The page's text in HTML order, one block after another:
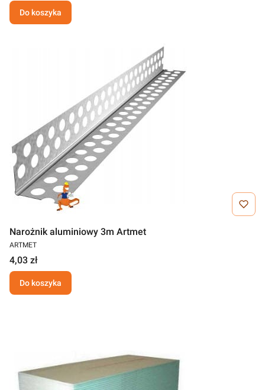
Do koszyka
Narożnik aluminiowy 3m Artmet
ARTMET
4,03 zł
Do koszyka